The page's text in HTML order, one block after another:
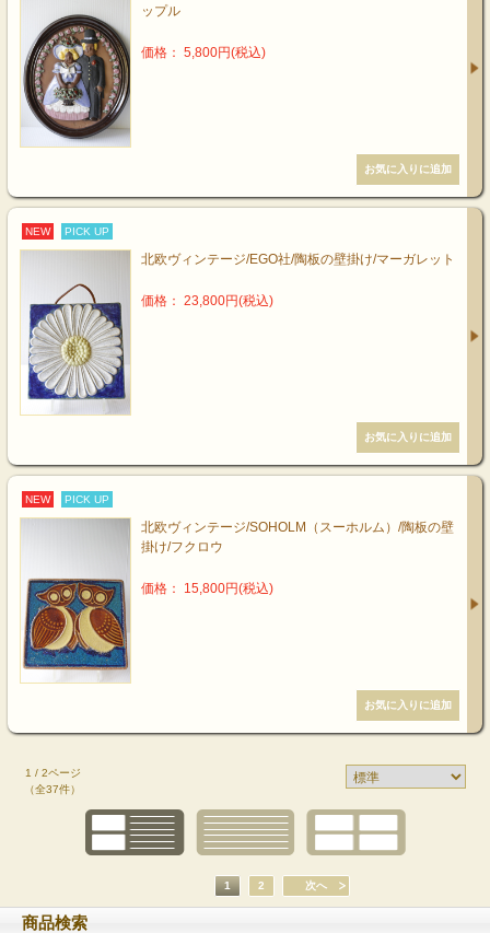
ップル
価格： 5,800円(税込)
NEW PICK UP
北欧ヴィンテージ/EGO社/陶板の壁掛け/マーガレット
価格： 23,800円(税込)
NEW PICK UP
北欧ヴィンテージ/SOHOLM（スーホルム）/陶板の壁
掛け/フクロウ
価格： 15,800円(税込)
1 / 2ページ
（全37件）
1 2 次へ
商品検索